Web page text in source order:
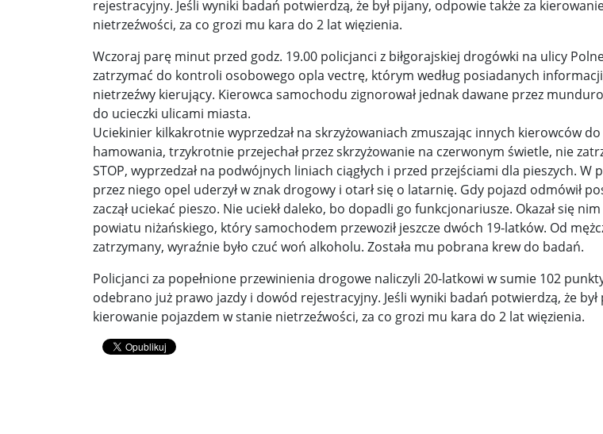
Estera Flieger: Nie znoszę dyskusji o sensie Powst ... Wanda Traczyk-Stawska: Szczucie dziś
Karol Nawrocki zakończył prace nad strukturą kance ... Urszula Rusecka z PiS krytykuje
Donald Trump żąda porozumienia, które zakończy woj ...
Sławomir Mentzen: Migracja legalna również jest pr ... Radioaktywne gniazdo os odkryto w
Dni Konia Arabskiego 2025 – pasja, tradycja i przy ... Ciężka noc w Kijowie. Rosja dwa razy
Zełenski chciał rozmawiać z Nawrockim. Ukraina lic ... Donaldowi Trumpowi udało się
Presja na Izrael rośnie. Kolejny kraj G7 zapowiada ... Sensy Powstania Warszawskiego ...
Powstanie to nie jest zamknięta karta historii ... Wspólnota w chwili ciszy ... Perspektywa
Walka z okupantem, walka z ogniem ... Ratunek wśród ceglanych murów ... Gazowe
Zaproszenie. Spacer z historią: „Warszawa śladami ...
rejestracyjny. Jeśli wyniki badań potwierdzą, że był pijany, odpowie także za
nietrzeźwości, za co grozi mu kara do 2 lat więzienia.
Wczoraj parę minut przed godz. 19.00 policjanci z biłgorajskiej drogówki na ulicy
zatrzymać do kontroli osobowego opla vectrę, którym według posiadanych
nietrzeźwy kierujący. Kierowca samochodu zignorował jednak dawane przez
do ucieczki ulicami miasta.
Uciekinier kilkakrotnie wyprzedzał na skrzyżowaniach zmuszając innych kierowców do
hamowania, trzykrotnie przejechał przez skrzyżowanie na czerwonym świetle, nie
STOP, wyprzedzał na podwójnych liniach ciągłych i przed przejściami dla pieszych. W
przez niego opel uderzył w znak drogowy i otarł się o latarnię. Gdy pojazd odmówił
zaczął uciekać pieszo. Nie uciekł daleko, bo dopadli go funkcjonariusze. Okazał się
powiatu niżańskiego, który samochodem przewoził jeszcze dwóch 19-latków. Od
zatrzymany, wyraźnie było czuć woń alkoholu. Została mu pobrana krew do badań.
Policjanci za popełnione przewinienia drogowe naliczyli 20-latkowi w sumie 102
odebrano już prawo jazdy i dowód rejestracyjny. Jeśli wyniki badań potwierdzą, że był
kierowanie pojazdem w stanie nietrzeźwości, za co grozi mu kara do 2 lat więzienia.